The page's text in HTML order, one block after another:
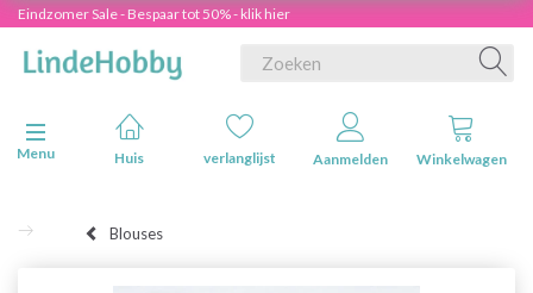
Eindzomer Sale - Bespaar tot 50% - klik hier
Navigatie in-/uitschakelen
Menu
Huis verlanglijst Aanmelden Winkelwagen
Blouses